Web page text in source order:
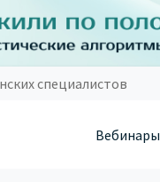
специалистов
Вебинары